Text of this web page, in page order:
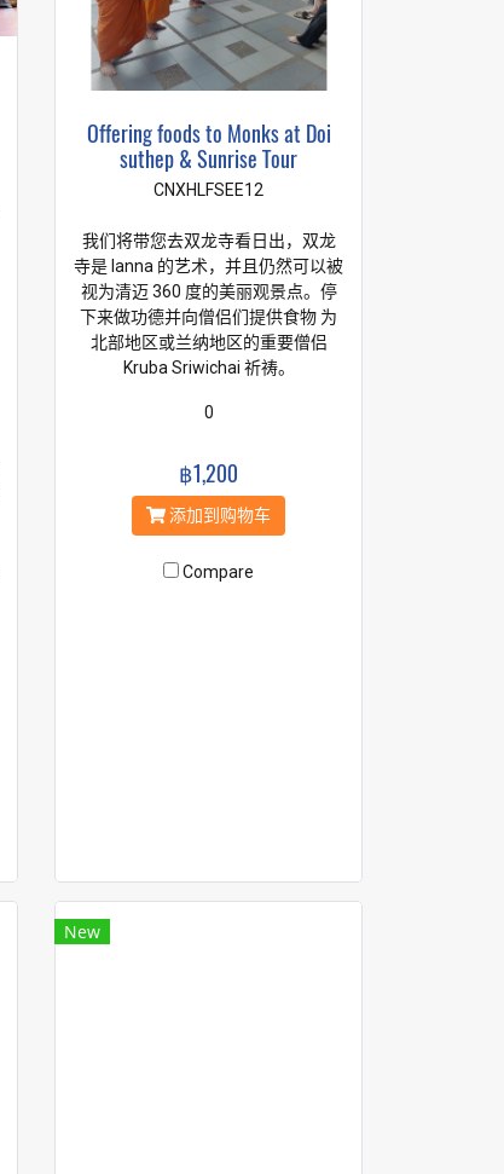
Offering foods to Monks at Doi
suthep & Sunrise Tour
CNXHLFSEE12
我们将带您去双龙寺看日出，双龙
寺是 lanna 的艺术，并且仍然可以被
视为清迈 360 度的美丽观景点。停
下来做功德并向僧侣们提供食物 为
北部地区或兰纳地区的重要僧侣
Kruba Sriwichai 祈祷。
0
฿1,200
添加到购物车
Compare
New